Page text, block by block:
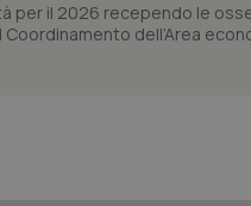
per il 2026 recependo le
dell’Area
utilizzato può essere specifico
buon esempio è mantenere uno